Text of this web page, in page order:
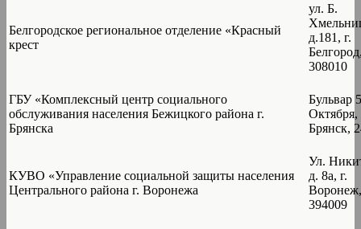
Белгородское региональное отделение «Красный
крест
ул. Б.
д.181, г.
308010
ГБУ «Комплексный центр социального
обслуживания населения Бежицкого района г.
Брянска
Бульвар
Октября,
Брянск,
КУВО «Управление социальной защиты населения
Центрального района г. Воронежа
Ул.
д. 8а, г.
Воронеж,
394009